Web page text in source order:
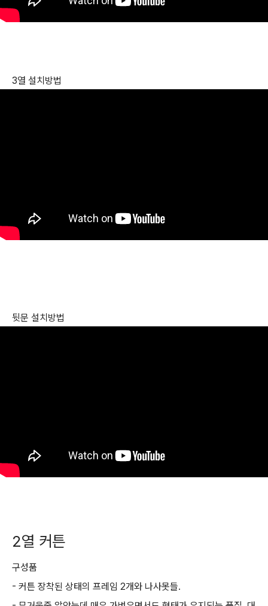
3열 설치방법
뒷문 설치방법
2열 커튼
구성품
- 커튼 장착된 상태의 프레임 2개와 나사못들.